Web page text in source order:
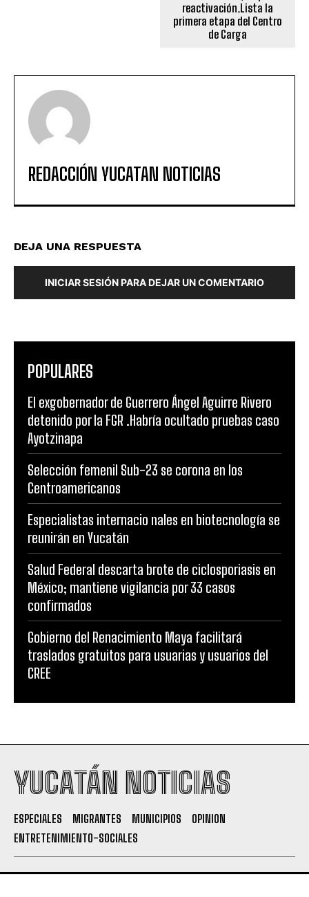
reactivación.Lista la
primera etapa del Centro
de Carga
REDACCIÓN YUCATAN NOTICIAS
DEJA UNA RESPUESTA
INICIAR SESIÓN PARA DEJAR UN COMENTARIO
POPULARES
El exgobernador de Guerrero Ángel Aguirre Rivero
detenido por la FGR .Habría ocultado pruebas caso
Ayotzinapa
Selección femenil Sub-23 se corona en los
Centroamericanos
Especialistas internacio nales en biotecnología se
reunirán en Yucatán
Salud Federal descarta brote de ciclosporiasis en
México; mantiene vigilancia por 33 casos
confirmados
Gobierno del Renacimiento Maya facilitará
traslados gratuitos para usuarias y usuarios del
CREE
YUCATÁN NOTICIAS
ESPECIALES MIGRANTES MUNICIPIOS
OPINION
ENTRETENIMIENTO-SOCIALES